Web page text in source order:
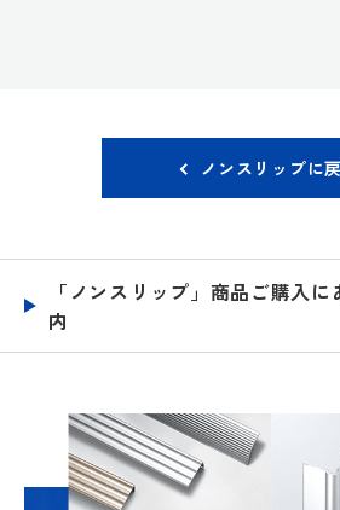
ノンスリップに
「ノンスリップ」商品ご購入
内